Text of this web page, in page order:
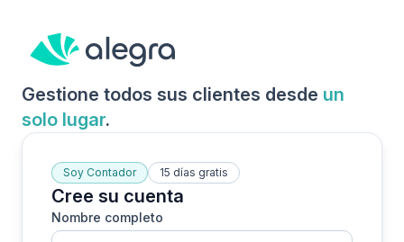
Gestione todos sus clientes desde un
solo lugar.
Soy Contador 15 días gratis
Cree su cuenta
Nombre completo